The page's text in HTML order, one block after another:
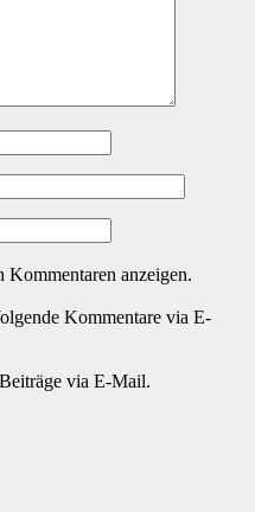
Kommentaren anzeigen.
Kommentare via E-
via E-Mail.